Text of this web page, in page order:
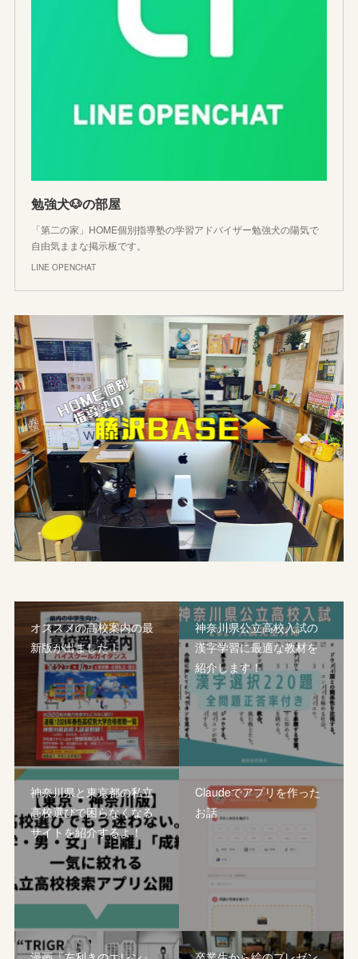
勉強犬🐶の部屋
「第二の家」HOME個別指導塾の学習アドバイザー勉強犬の陽気で
自由気ままな掲示板です。
LINE OPENCHAT
オススメの高校案内の最
新版が出ました！
神奈川県公立高校入試の
漢字学習に最適な教材を
紹介します！
神奈川県と東京都の私立
高校選びで困らなくなる
サイトを紹介するよ！
Claudeでアプリを作った
お話